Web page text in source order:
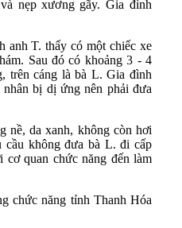
nẹp xương gãy. Gia đình
anh T. thấy có một chiếc xe
Sau đó có khoảng 3 - 4
trên cáng là bà L. Gia đình
bị dị ứng nên phải đưa
nề, da xanh, không còn hơi
cầu không đưa bà L. đi cấp
cơ quan chức năng đến làm
chức năng tỉnh Thanh Hóa